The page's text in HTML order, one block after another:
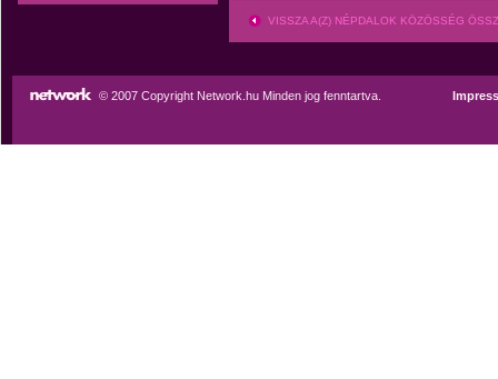
VISSZA A(Z) NÉPDALOK KÖZÖSSÉG
© 2007 Copyright Network.hu Minden jog fenntartva.